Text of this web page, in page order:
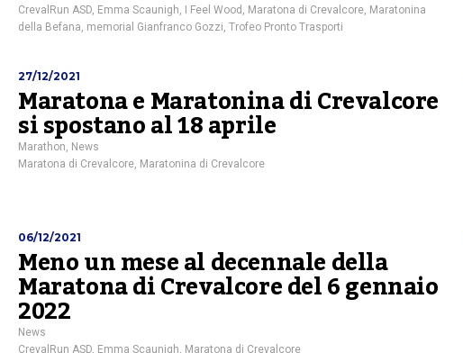
CrevalRun ASD, Emma Scaunigh, I Feel Wood , Maratona di Crevalcore, Maratonina
della Befana, memorial Gianfranco Gozzi, Trofeo Pronto Trasporti
27/12/2021
Maratona e Maratonina di Crevalcore
si spostano al 18 aprile
Marathon, News
Maratona di Crevalcore, Maratonina di Crevalcore
06/12/2021
Meno un mese al decennale della
Maratona di Crevalcore del 6 gennaio
2022
News
CrevalRun ASD, Emma Scaunigh, Maratona di Crevalcore